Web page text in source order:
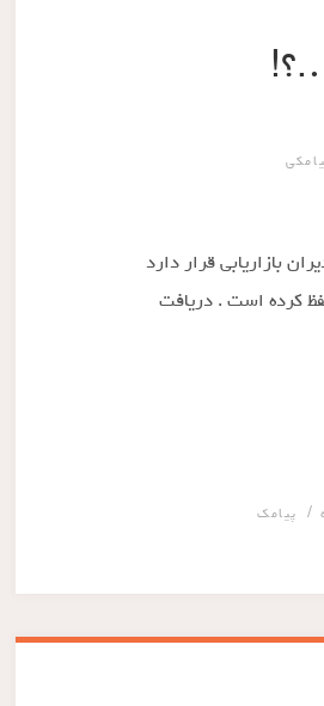
بازاریابی قرار دارد
کرده است . دریافت
/ پیامک